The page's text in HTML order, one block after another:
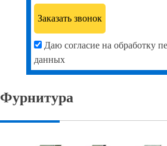
Даю согласие на обработку
данных
Фурнитура